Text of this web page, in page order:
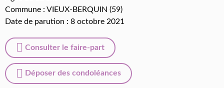
Commune : VIEUX-BERQUIN (59)
Date de parution : 8 octobre 2021
Consulter le faire-part
Déposer des condoléances